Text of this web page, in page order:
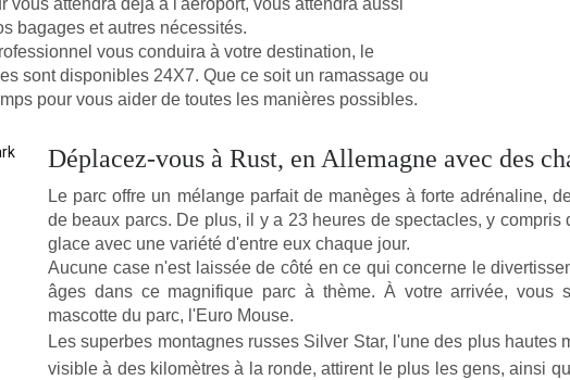
vous attendra déjà à l'aéroport, vous attendra aussi
bagages et autres nécessités.
vous conduira à votre destination, le
sont disponibles 24X7. Que ce soit un ramassage ou
pour vous aider de toutes les manières possibles.
Déplacez-vous à Rust, en Allemagne avec des
Le parc offre un mélange parfait de manèges à forte adrénaline,
de beaux parcs. De plus, il y a 23 heures de spectacles, y compris
glace avec une variété d'entre eux chaque jour.
Aucune case n'est laissée de côté en ce qui concerne le
âges dans ce magnifique parc à thème. À votre arrivée, vous
mascotte du parc, l'Euro Mouse.
Les superbes montagnes russes Silver Star, l'une des plus hautes
visible à des kilomètres à la ronde, attirent le plus les gens, ainsi